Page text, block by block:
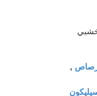
خشبي
,